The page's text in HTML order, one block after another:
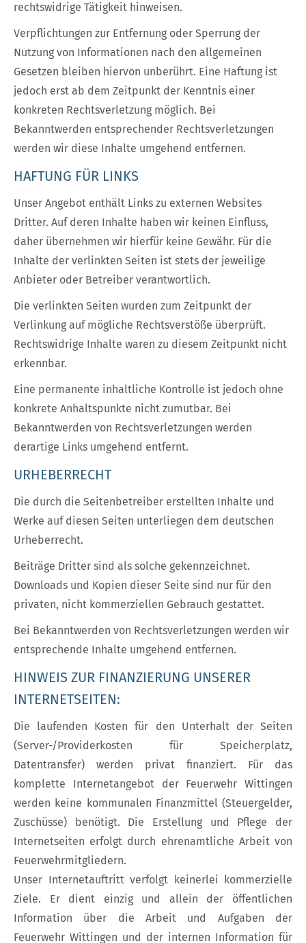
rechtswidrige Tätigkeit hinweisen.
Verpflichtungen zur Entfernung oder Sperrung der
Nutzung von Informationen nach den allgemeinen
Gesetzen bleiben hiervon unberührt. Eine Haftung ist
jedoch erst ab dem Zeitpunkt der Kenntnis einer
konkreten Rechtsverletzung möglich. Bei
Bekanntwerden entsprechender Rechtsverletzungen
werden wir diese Inhalte umgehend entfernen.
HAFTUNG FÜR LINKS
Unser Angebot enthält Links zu externen Websites
Dritter. Auf deren Inhalte haben wir keinen Einfluss,
daher übernehmen wir hierfür keine Gewähr. Für die
Inhalte der verlinkten Seiten ist stets der jeweilige
Anbieter oder Betreiber verantwortlich.
Die verlinkten Seiten wurden zum Zeitpunkt der
Verlinkung auf mögliche Rechtsverstöße überprüft.
Rechtswidrige Inhalte waren zu diesem Zeitpunkt nicht
erkennbar.
Eine permanente inhaltliche Kontrolle ist jedoch ohne
konkrete Anhaltspunkte nicht zumutbar. Bei
Bekanntwerden von Rechtsverletzungen werden
derartige Links umgehend entfernt.
URHEBERRECHT
Die durch die Seitenbetreiber erstellten Inhalte und
Werke auf diesen Seiten unterliegen dem deutschen
Urheberrecht.
Beiträge Dritter sind als solche gekennzeichnet.
Downloads und Kopien dieser Seite sind nur für den
privaten, nicht kommerziellen Gebrauch gestattet.
Bei Bekanntwerden von Rechtsverletzungen werden wir
entsprechende Inhalte umgehend entfernen.
HINWEIS ZUR FINANZIERUNG UNSERER
INTERNETSEITEN:
Die laufenden Kosten für den Unterhalt der Seiten
(Server-/Providerkosten für Speicherplatz,
Datentransfer) werden privat finanziert. Für das
komplette Internetangebot der Feuerwehr Wittingen
werden keine kommunalen Finanzmittel (Steuergelder,
Zuschüsse) benötigt. Die Erstellung und Pflege der
Internetseiten erfolgt durch ehrenamtliche Arbeit von
Feuerwehrmitgliedern.
Unser Internetauftritt verfolgt keinerlei kommerzielle
Ziele. Er dient einzig und allein der öffentlichen
Information über die Arbeit und Aufgaben der
Feuerwehr Wittingen und der internen Information für